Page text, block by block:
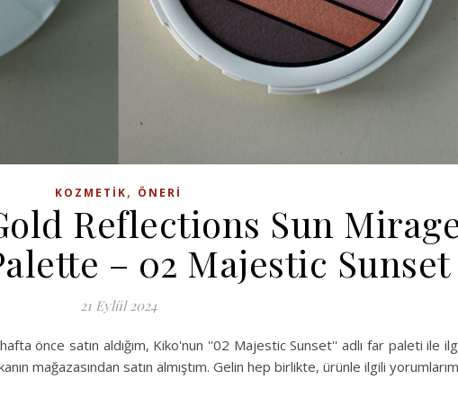
KOZMETIK, ÖNERI
Reflections Sun
– 02 Majestic Sunset
21 Eylül 2024
önce satın aldığım, Kiko'nun ''02 Majestic Sunset'' adlı far paleti ile
mağazasından satın almıştım. Gelin hep birlikte, ürünle ilgili